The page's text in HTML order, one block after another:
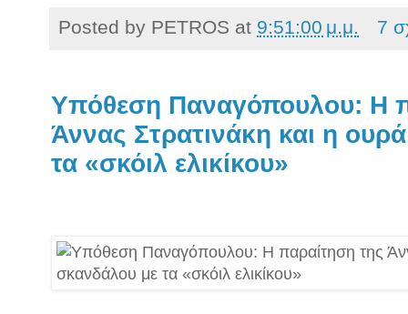
Posted by PETROS at 9:51:00 μ.μ. 7
Υπόθεση Παναγόπουλου: Η
Άννας Στρατινάκη και η
τα «σκόιλ ελικίκου»